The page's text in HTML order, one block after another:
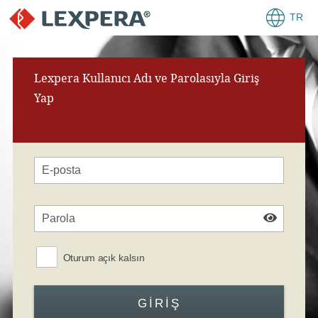
TR
Lexpera Kullanıcı Adı ve Parolasıyla Giriş
Yap
Oturum açık kalsın
GIRIŞ